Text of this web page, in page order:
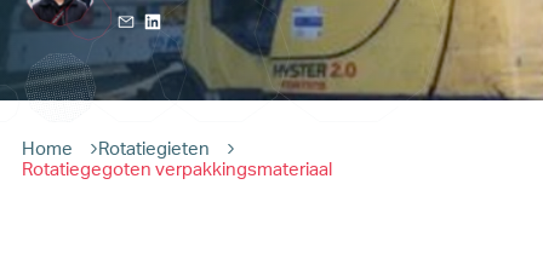
Home
Rotatiegieten
Rotatiegegoten verpakkingsmateriaal